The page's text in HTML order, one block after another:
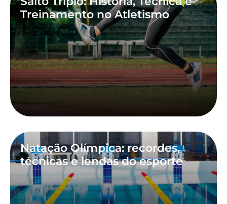
Treinamento no Atletismo
Natação Olímpica: recordes,
técnicas e lendas do esporte